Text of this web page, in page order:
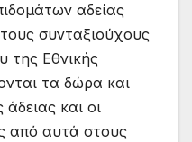
αδείας
συνταξιούχους
της Εθνικής
τα δώρα και
και οι
από αυτά στους